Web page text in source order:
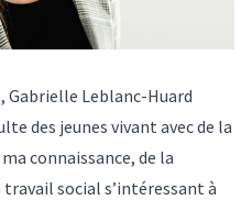
Gabrielle Leblanc-Huard
des jeunes vivant avec de la
connaissance, de la
social s’intéressant à